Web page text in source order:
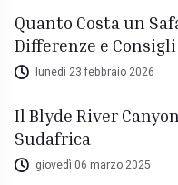
Quanto Costa un
Differenze e
lunedì 23 febbraio 2026
Il Blyde River
Sudafrica
giovedì 06 marzo 2025